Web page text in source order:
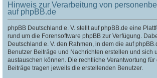
Hinweis zur Verarbeitung von
auf phpBB.de
phpBB Deutschland e. V. stellt auf phpBB.de eine
rund um die Forensoftware phpBB zur Verfügung.
Deutschland e. V. den Rahmen, in dem die auf
Benutzer Beiträge und Nachrichten erstellen und sich
austauschen können. Die rechtliche Verantwortung
Beiträge tragen jeweils die erstellenden Benutzer.